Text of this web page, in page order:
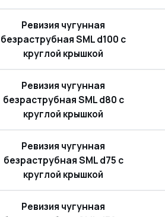
Ревизия чугунная
безраструбная SML d100 с
круглой крышкой
Ревизия чугунная
безраструбная SML d80 с
круглой крышкой
Ревизия чугунная
безраструбная SML d75 с
круглой крышкой
Ревизия чугунная